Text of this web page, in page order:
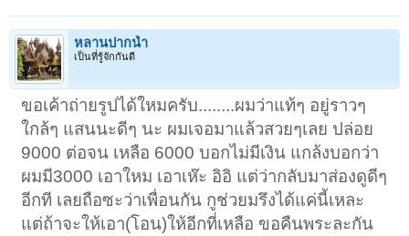
หลานปากน้ำ
เป็นที่รู้จักกันดี
ขอเค้าถ่ายรูปได้ใหมครับ........ผมว่าแท้ๆ อยู่ราวๆ
ใกล้ๆ แสนนะดีๆ นะ ผมเจอมาแล้วสวยๆเลย ปล่อย
9000 ต่อจน เหลือ 6000 บอกไม่มีเงิน แกล้งบอกว่า
ผมมี3000 เอาใหม เอาเห๊ะ อิอิ แต่ว่ากลับมาส่องดูดีๆ
อีกที เลยถือซะว่าเพื่อนกัน กูช่วยมรึงได้แค่นี้เหละ
แต่ถ้าจะให้เอา(โอน)ให้อีกที่เหลือ ขอคืนพระละกัน